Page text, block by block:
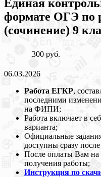
Единая
формате ОГЭ по
(сочинение) 9
300 руб.
06.03.2026
Работа ЕГКР,
последними
на ФИПИ;
Работа включает в
варианта;
Официальные
доступны сразу
После оплаты Вам на
получения работы;
Инструкция по